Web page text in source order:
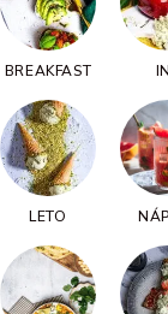
BREAKFAST
LETO